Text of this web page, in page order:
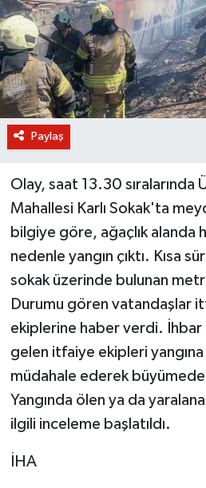
Paylaş
Olay, saat 13.30 sıralarında
Mahallesi Karlı Sokak'ta
bilgiye göre, ağaçlık alanda
nedenle yangın çıktı. Kısa
sokak üzerinde bulunan
Durumu gören vatandaşlar
ekiplerine haber verdi. İhbar
gelen itfaiye ekipleri yangına
müdahale ederek
Yangında ölen ya da
ilgili inceleme başlatıldı.
İHA
KURUMSAL